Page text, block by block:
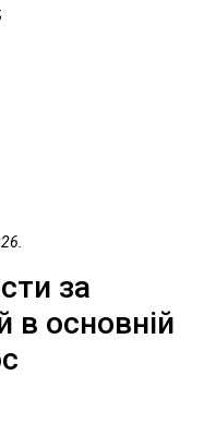
за
в основній